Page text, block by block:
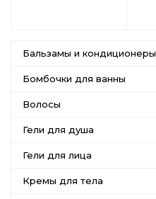
Бальзамы и кондиционеры
Бомбочки для ванны
Волосы
Гели для душа
Гели для лица
Кремы для тела